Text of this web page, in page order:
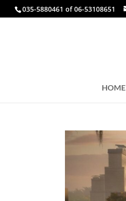
035-5880461 of 06-53108651
HOME